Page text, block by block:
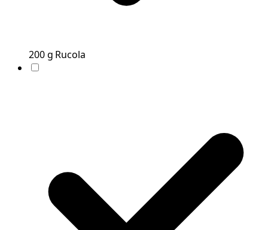
200g Rucola